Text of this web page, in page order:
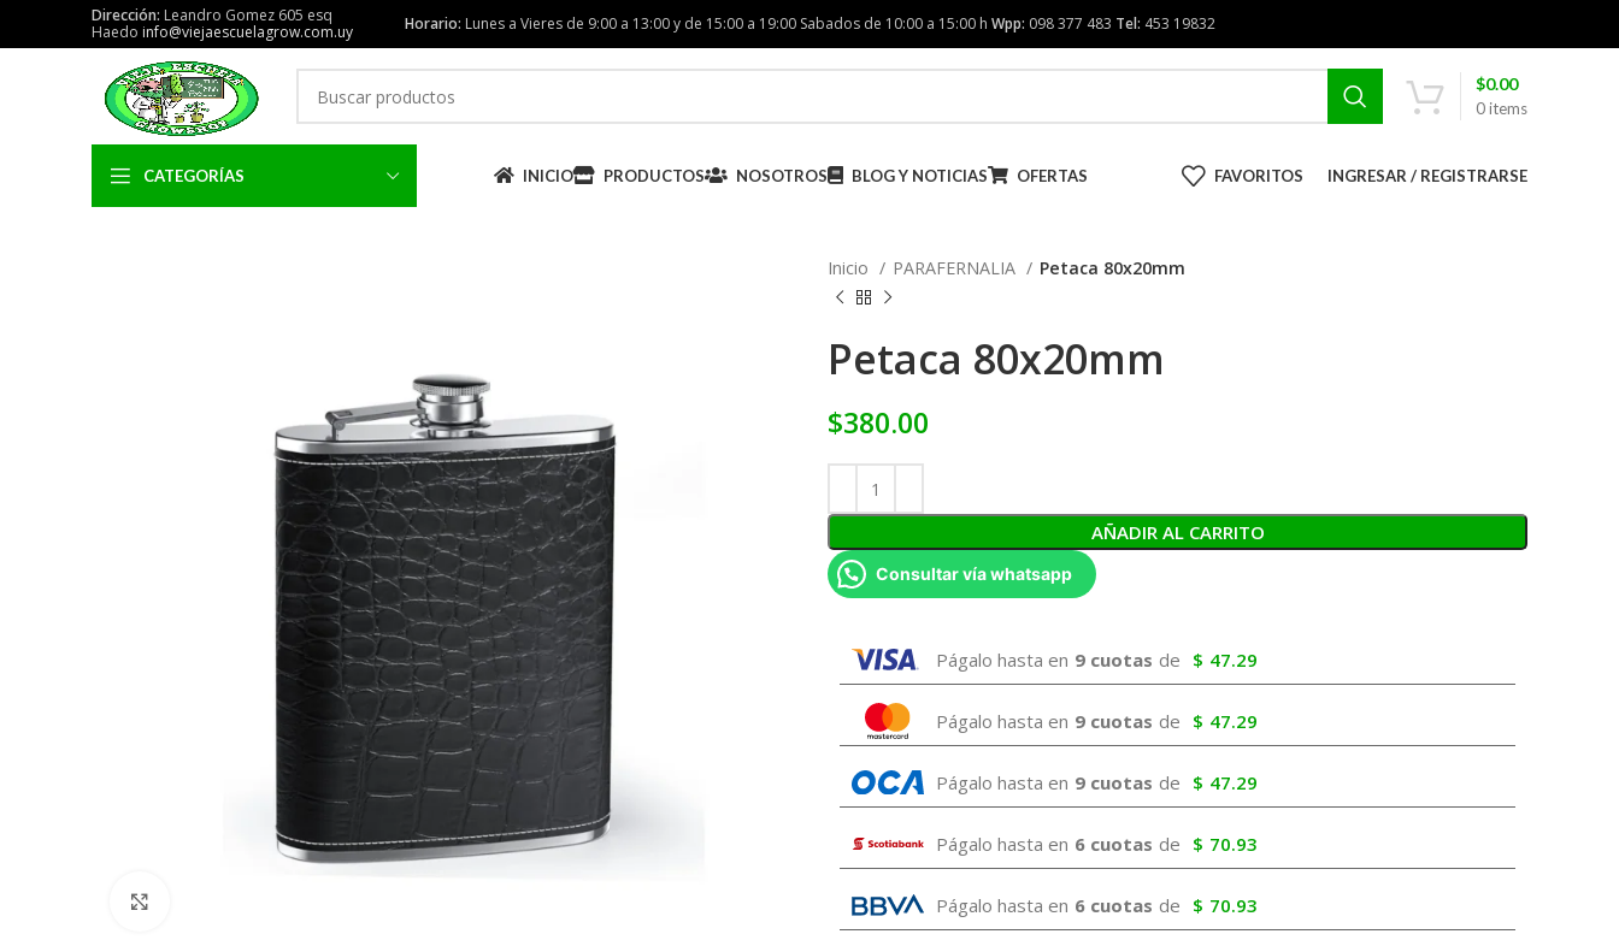
Dirección: Leandro Gomez 605 esq
Haedo info@viejaescuelagrow.com.uy Horario: Lunes a Vieres de 9:00 a 13:00 y de 15:00 a 19:00 Sabados de 10:00 a 15:00 h Wpp: 098 377 483 Tel: 453 19832
0items
$0.00
CATEGORÍAS INICIO PRODUCTOS NOSOTROS BLOG Y NOTICIAS OFERTAS FAVORITOS INGRESAR / REGISTRARSE
Inicio PARAFERNALIA Petaca 80x20mm
Petaca 80x20mm
$380.00
AÑADIR AL CARRITO
Consultar vía whatsapp
Págalo hasta en 9 cuotas de $ 47.29
Págalo hasta en 9 cuotas de $ 47.29
Págalo hasta en 9 cuotas de $ 47.29
Págalo hasta en 6 cuotas de $ 70.93
Págalo hasta en 6 cuotas de $ 70.93